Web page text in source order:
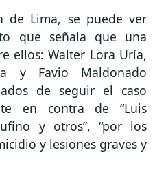
de Lima, se puede ver
que señala que una
ellos: Walter Lora Uría,
y Favio Maldonado
de seguir el caso
en contra de “Luis
y otros”, “por los
y lesiones graves y